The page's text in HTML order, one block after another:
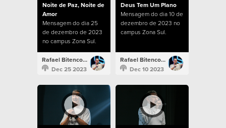
Noite de Paz, Noite de
Amor
Mensagem do dia 25
de dezembro de 2023
no campus Zona Sul.
Rafael Bitencourt
Dec 25 2023
Deus Tem Um Plano
Mensagem do dia 10 de
dezembro de 2023 no
campus Zona Sul.
Rafael Bitencourt
Dec 10 2023